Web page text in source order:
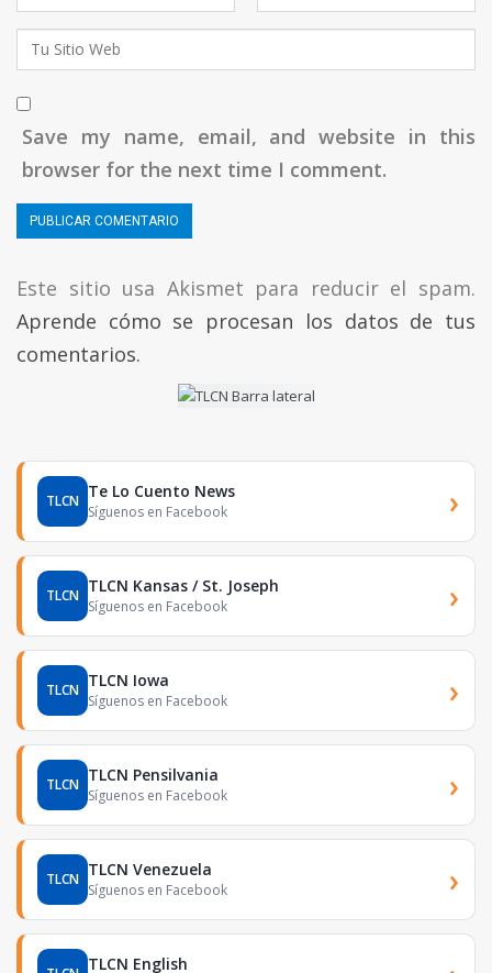
Save my name, email, and website in this
browser for the next time I comment.
Este sitio usa Akismet para reducir el spam.
Aprende cómo se procesan los datos de tus
comentarios.
TLCN Te Lo Cuento News
Síguenos en Facebook ›
TLCN TLCN Kansas / St. Joseph
Síguenos en Facebook ›
TLCN TLCN Iowa
Síguenos en Facebook ›
TLCN TLCN Pensilvania
Síguenos en Facebook ›
TLCN TLCN Venezuela
Síguenos en Facebook ›
TLCN English